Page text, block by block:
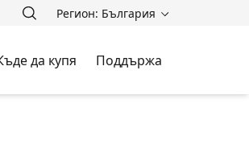
Регион: България
да купя Поддържа